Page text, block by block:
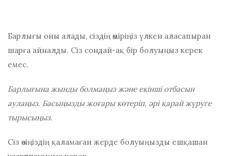
Барлығы оны алады, сіздің өміріңіз үлкен аласапыран
шарға айналды. Сіз сондай-ақ бір болуыңыз керек
емес.
Барлығына жынды болмаңыз және екінші отбасын
аулаңыз. Басыңызды жоғары көтеріп, әрі қарай жүруге
тырысыңыз.
Сіз өзіңіздің қаламаған жерде болуыңызды ешқашан